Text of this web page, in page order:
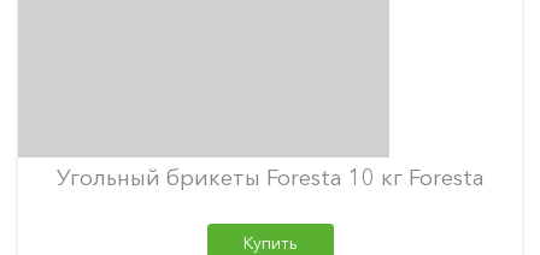
Угольный брикеты Foresta 10 кг Foresta
Купить